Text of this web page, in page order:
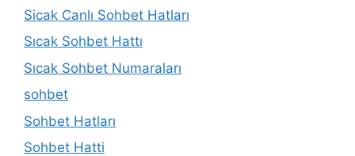
Sicak Canlı Sohbet Hatları
Sıcak Sohbet Hattı
Sıcak Sohbet Numaraları
sohbet
Sohbet Hatları
Sohbet Hatti